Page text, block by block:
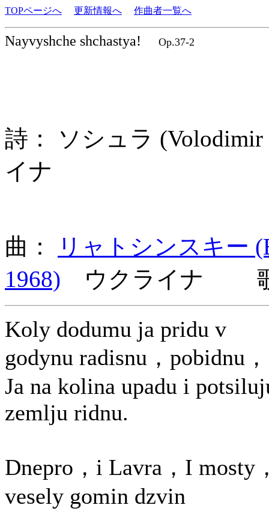
TOPページへ 更新情報へ 作曲者一覧へ
Nayvyshche shchastya! Op.37-2
詩： ソシュラ
イナ
曲：
リャトシンスキー
1968) ウクライナ 歌
Koly dodumu ja pridu v
godynu radisnu，pobidnu，
Ja na kolina upadu i
zemlju ridnu.
Dnepro，i Lavra，I mosty
vesely gomin dzvin